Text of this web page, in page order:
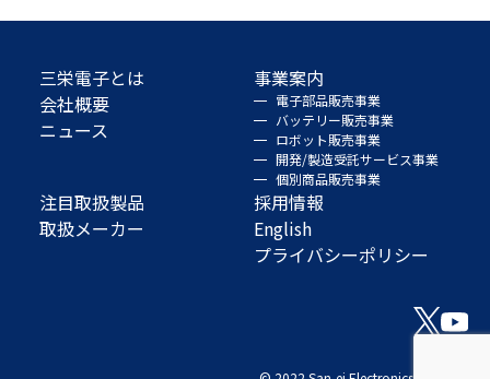
三栄電子とは
会社概要
ニュース
事業案内
電子部品販売事業
バッテリー販売事業
ロボット販売事業
開発/製造受託サービス事業
個別商品販売事業
注目取扱製品
取扱メーカー
採用情報
English
プライバシーポリシー